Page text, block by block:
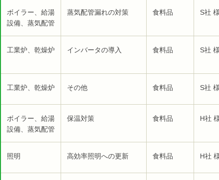
ボイラー、給湯
設備、蒸気配管
蒸気配管漏れの対策 食料品 S社
工業炉、乾燥炉 インバータの導入 食料品 S社
工業炉、乾燥炉 その他 食料品 S社
ボイラー、給湯
設備、蒸気配管
保温対策 食料品 H社
照明 高効率照明への更新 食料品 H社